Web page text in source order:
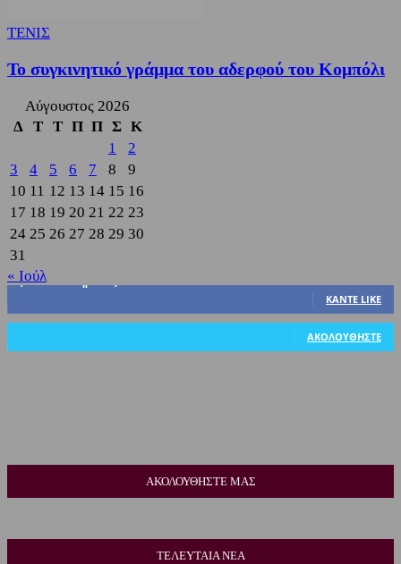
ΤΕΝΙΣ
Το συγκινητικό γράμμα του αδερφού του Κομπόλι
Αύγουστος 2026
Δ
Τ Τ Π Π Σ Κ
1
2
3
4 5 6 7 8
9
10 11 12 13 14 15 16
17 18 19 20 21 22 23
24 25 26 27 28 29 30
31
« Ιούλ
3,822
ΚΆΝΤΕ LIKE
ΑΚΟΛΟΥΘΉΣΤΕ
ΑΚΟΛΟΥΘΗΣΤΕ ΜΑΣ
ΤΕΛΕΥΤΑΙΑ ΝΕΑ